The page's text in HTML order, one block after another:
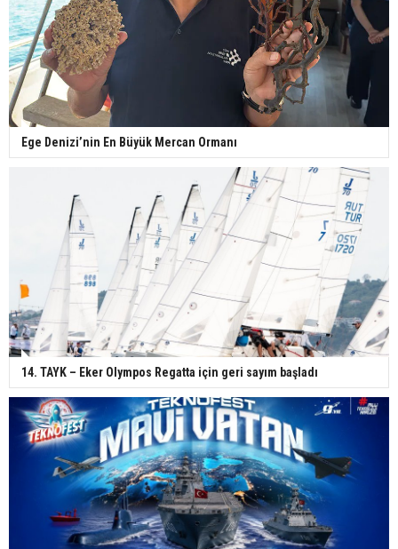
Ege Denizi’nin En Büyük Mercan Ormanı
14. TAYK – Eker Olympos Regatta için geri sayım başladı